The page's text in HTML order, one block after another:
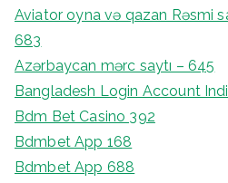
Aviator oyna və qazan Rəsmi
683
Azərbaycan mərc saytı – 645
Bangladesh Login Account
Bdm Bet Casino 392
Bdmbet App 168
Bdmbet App 688